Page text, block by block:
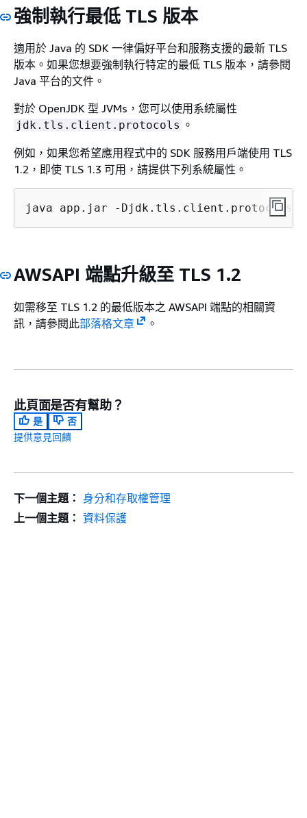
強制執行最低 TLS 版本
適用於 Java 的 SDK 一律偏好平台和服務支援的最新 TLS
版本。如果您想要強制執行特定的最低 TLS 版本，請參閱
Java 平台的文件。
對於 OpenJDK 型 JVMs，您可以使用系統屬性
jdk.tls.client.protocols 。
例如，如果您希望應用程式中的 SDK 服務用戶端使用 TLS
1.2，即使 TLS 1.3 可用，請提供下列系統屬性。
java app.jar -
AWSAPI 端點升級至 TLS 1.2
如需移至 TLS 1.2 的最低版本之 AWSAPI 端點的相關資
訊，請參閱此部落格文章 。
此頁面是否有幫助？
是
否
提供意見回饋
下一個主題： 身分和存取權管理
上一個主題： 資料保護